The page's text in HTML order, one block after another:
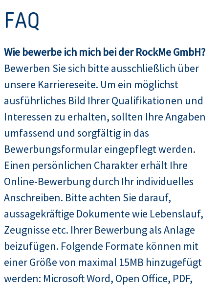
FAQ
Wie bewerbe ich mich bei der RockMe GmbH?
Bewerben Sie sich bitte ausschließlich über
unsere Karriereseite. Um ein möglichst
ausführliches Bild Ihrer Qualifikationen und
Interessen zu erhalten, sollten Ihre Angaben
umfassend und sorgfältig in das
Bewerbungsformular eingepflegt werden.
Einen persönlichen Charakter erhält Ihre
Online-Bewerbung durch Ihr individuelles
Anschreiben. Bitte achten Sie darauf,
aussagekräftige Dokumente wie Lebenslauf,
Zeugnisse etc. Ihrer Bewerbung als Anlage
beizufügen. Folgende Formate können mit
einer Größe von maximal 15MB hinzugefügt
werden: Microsoft Word, Open Office, PDF,